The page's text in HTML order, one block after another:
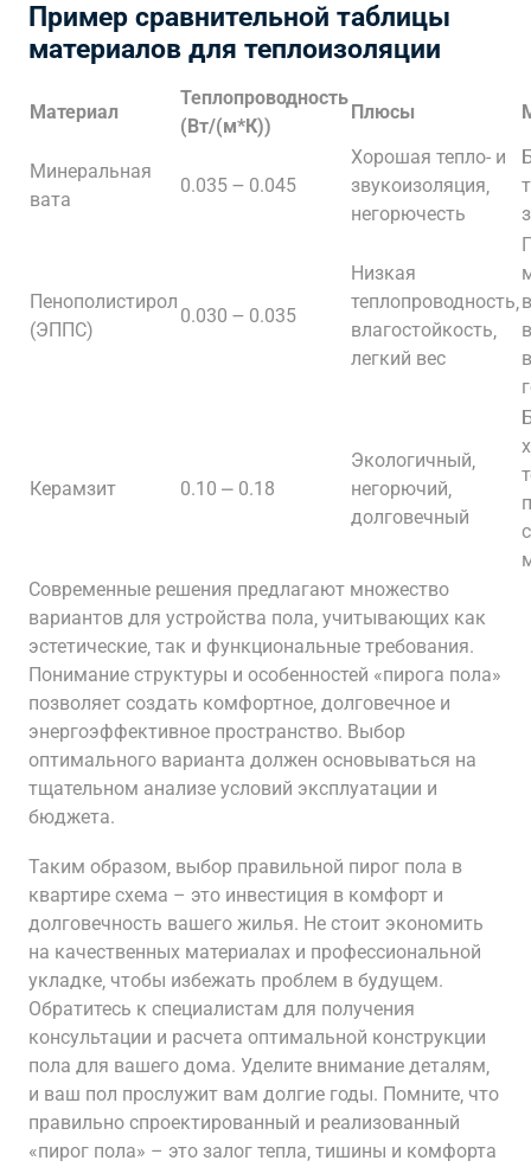
Пример сравнительной таблицы
материалов для теплоизоляции
Материал
Теплопроводность
(Вт/(м*К))
Плюсы
Минеральная
вата
0.035 ౼ 0.045
Хорошая тепло- и
звукоизоляция‚
негорючесть
Пенополистирол
(ЭППС)
0.030 ౼ 0.035
Низкая
теплопроводность‚
влагостойкость‚
легкий вес
Керамзит 0.10 ⎼ 0.18
Экологичный‚
негорючий‚
долговечный
Современные решения предлагают множество
вариантов для устройства пола‚ учитывающих как
эстетические‚ так и функциональные требования.
Понимание структуры и особенностей «пирога пола»
позволяет создать комфортное‚ долговечное и
энергоэффективное пространство. Выбор
оптимального варианта должен основываться на
тщательном анализе условий эксплуатации и
бюджета.
Таким образом‚ выбор правильной пирог пола в
квартире схема – это инвестиция в комфорт и
долговечность вашего жилья. Не стоит экономить
на качественных материалах и профессиональной
укладке‚ чтобы избежать проблем в будущем.
Обратитесь к специалистам для получения
консультации и расчета оптимальной конструкции
пола для вашего дома. Уделите внимание деталям‚
и ваш пол прослужит вам долгие годы. Помните‚ что
правильно спроектированный и реализованный
«пирог пола» – это залог тепла‚ тишины и комфорта